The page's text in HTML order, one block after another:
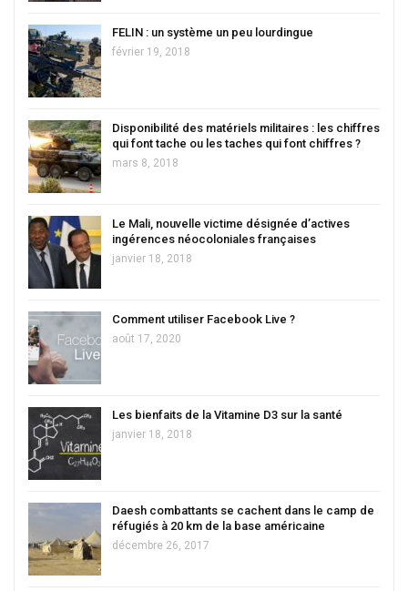
FELIN : un système un peu lourdingue
février 19, 2018
Disponibilité des matériels militaires : les chiffres
qui font tache ou les taches qui font chiffres ?
mars 8, 2018
Le Mali, nouvelle victime désignée d’actives
ingérences néocoloniales françaises
janvier 18, 2018
Comment utiliser Facebook Live ?
août 17, 2020
Les bienfaits de la Vitamine D3 sur la santé
janvier 18, 2018
Daesh combattants se cachent dans le camp de
réfugiés à 20 km de la base américaine
décembre 26, 2017